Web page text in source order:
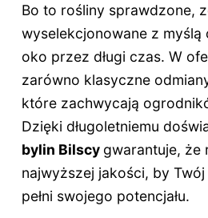
Bo to rośliny sprawdzone,
wyselekcjonowane z
oko przez długi czas. W
zarówno klasyczne
które zachwycają
Dzięki długoletniemu
bylin Bilscy gwarantuje, że
najwyższej jakości, by
pełni swojego potencjału.